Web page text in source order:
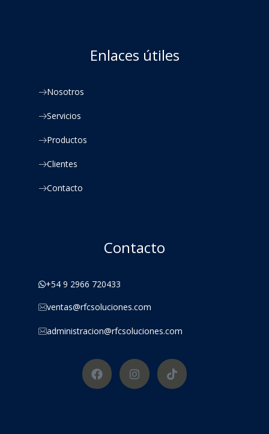
Enlaces útiles
Nosotros
Servicios
Productos
Clientes
Contacto
Contacto
+54 9 2966 720433
ventas@rfcsoluciones.com
administracion@rfcsoluciones.com